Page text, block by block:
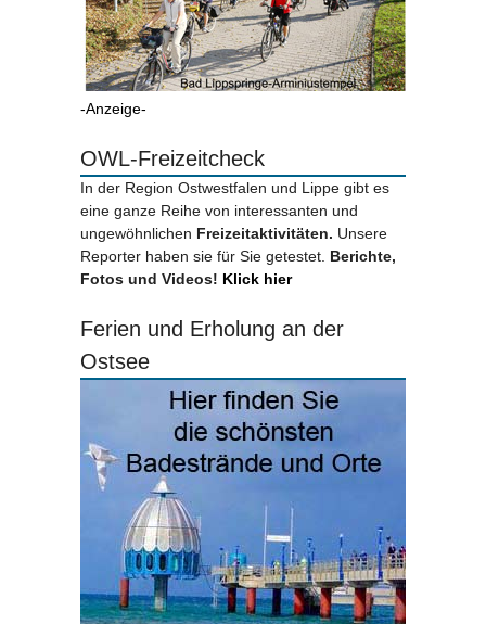
-Anzeige-
OWL-Freizeitcheck
In der Region Ostwestfalen und Lippe gibt es
eine ganze Reihe von interessanten und
ungewöhnlichen Freizeitaktivitäten. Unsere
Reporter haben sie für Sie getestet. Berichte,
Fotos und Videos! Klick hier
Ferien und Erholung an der
Ostsee